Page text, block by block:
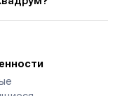
о качестве
корпусов, сроки
ипотеку по
цену, оставьте